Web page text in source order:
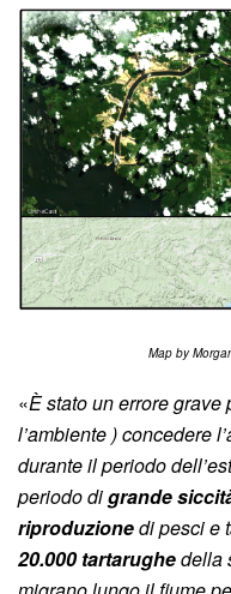
Map by
«È stato un errore
l’ambiente ) concedere
durante il periodo
periodo digrande
riproduzionedi pesci e
20.000 tartarughedella